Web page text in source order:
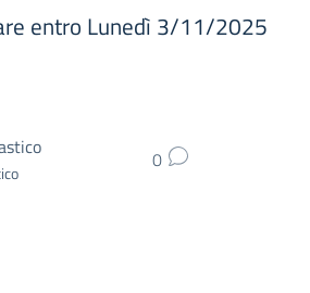
entro Lunedì 3/11/2025
0